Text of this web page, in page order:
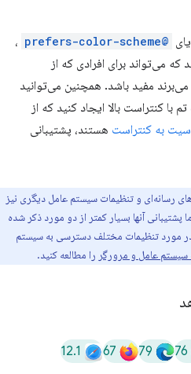
@prefers-color-scheme
،
می‌تواند برای افرادی که از
مفید باشد. همچنین می‌توانید
با کنتراست بالا ایجاد کنید که از
به کنتراست هستند، پشتیبانی
رسانه‌ای و تنظیمات سیستم عامل دیگری نیز
پشتیبانی آنها بسیار کمتر از دو مورد ذکر شده
مورد تنظیمات مختلف دسترسی به سیستم
عامل و مرورگر را مطالعه کنید.
76
79
67
12.1